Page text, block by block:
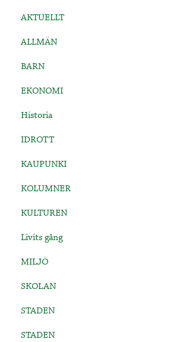
AKTUELLT
ALLMÄN
BARN
EKONOMI
Historia
IDROTT
KAUPUNKI
KOLUMNER
KULTUREN
Livits gång
MILJÖ
SKOLAN
STADEN
STADEN